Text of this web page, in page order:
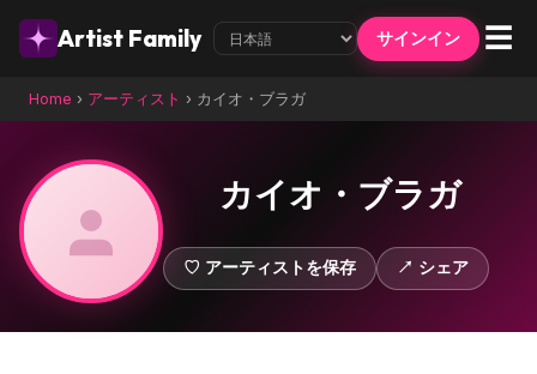
Artist Family サインイン ☰
Home › アーティスト › カイオ・ブラガ
カイオ・ブラガ
♡ アーティストを保存 ↗ シェア